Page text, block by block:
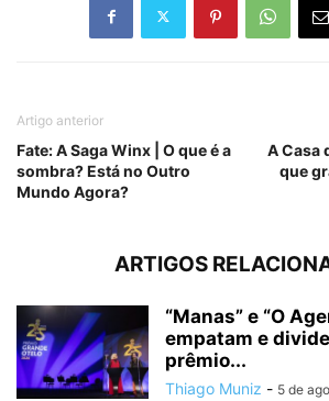
Artigo anterior
Fate: A Saga Winx | O que é a
sombra? Está no Outro
Mundo Agora?
A Casa
que
ARTIGOS
“Manas” e “O
empatam e
prêmio...
Thiago Muniz - 5 de